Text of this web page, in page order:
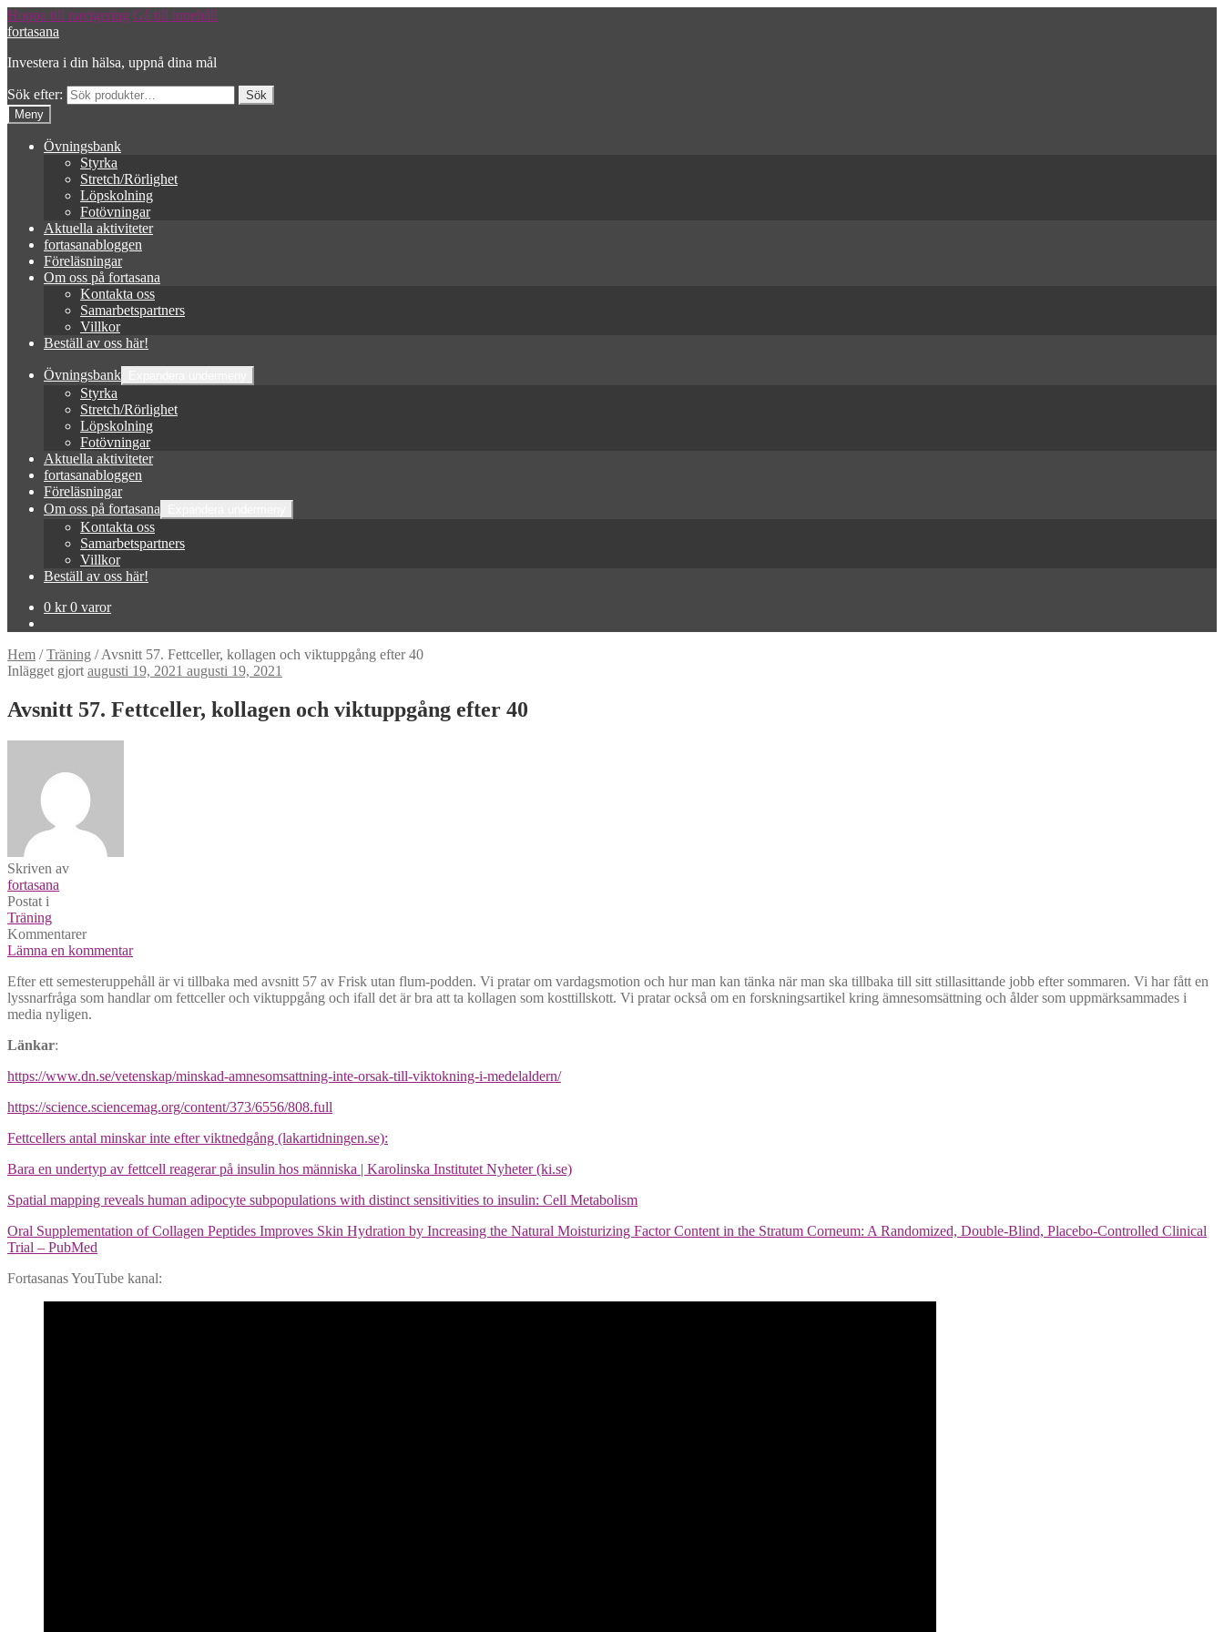
Hoppa till navigering Gå till innehåll
fortasana
Investera i din hälsa, uppnå dina mål
Sök efter:
Meny
Övningsbank
Styrka
Stretch/Rörlighet
Löpskolning
Fotövningar
Aktuella aktiviteter
fortasanabloggen
Föreläsningar
Om oss på fortasana
Kontakta oss
Samarbetspartners
Villkor
Beställ av oss här!
Övningsbank
Styrka
Stretch/Rörlighet
Löpskolning
Fotövningar
Aktuella aktiviteter
fortasanabloggen
Föreläsningar
Om oss på fortasana
Kontakta oss
Samarbetspartners
Villkor
Beställ av oss här!
0 kr 0 varor
Hem /Träning /Avsnitt 57. Fettceller, kollagen och viktuppgång efter 40
Inlägget gjort augusti 19, 2021 augusti 19, 2021
Avsnitt 57. Fettceller, kollagen och viktuppgång efter 40
Skriven av
fortasana
Postat i
Träning
Kommentarer
Lämna en kommentar
Efter ett semesteruppehåll är vi tillbaka med avsnitt 57 av Frisk utan flum-podden. Vi pratar om vardagsmotion och hur man kan tänka när man ska tillbaka till sitt stillasittande jobb efter sommaren. Vi har fått en
lyssnarfråga som handlar om fettceller och viktuppgång och ifall det är bra att ta kollagen som kosttillskott. Vi pratar också om en forskningsartikel kring ämnesomsättning och ålder som uppmärksammades i
media nyligen.
Länkar:
https://www.dn.se/vetenskap/minskad-amnesomsattning-inte-orsak-till-viktokning-i-medelaldern/
https://science.sciencemag.org/content/373/6556/808.full
Fettcellers antal minskar inte efter viktnedgång (lakartidningen.se):
Bara en undertyp av fettcell reagerar på insulin hos människa | Karolinska Institutet Nyheter (ki.se)
Spatial mapping reveals human adipocyte subpopulations with distinct sensitivities to insulin: Cell Metabolism
Oral Supplementation of Collagen Peptides Improves Skin Hydration by Increasing the Natural Moisturizing Factor Content in the Stratum Corneum: A Randomized, Double-Blind, Placebo-Controlled Clinical
Trial – PubMed
Fortasanas YouTube kanal: